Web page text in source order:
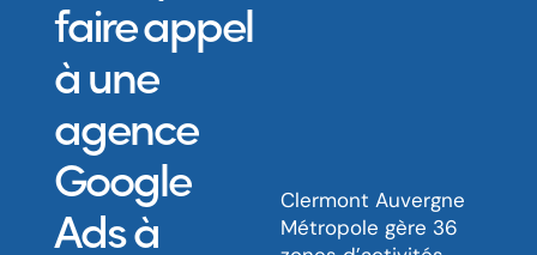
faire appel
à une
agence
Google
Ads à
Clermont Auvergne
Métropole gère 36